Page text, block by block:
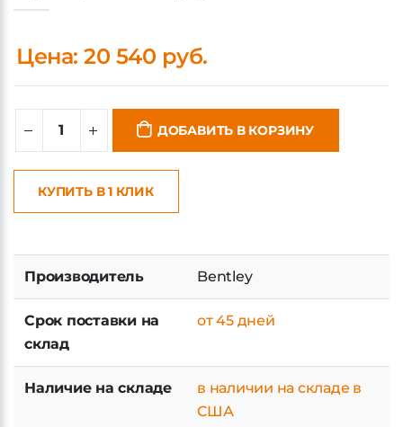
Цена: 20 540 руб.
ДОБАВИТЬ В КОРЗИНУ
КУПИТЬ В 1 КЛИК
Производитель Bentley
Срок поставки на
склад
от 45 дней
Наличие на складе
в наличии на складе в
США